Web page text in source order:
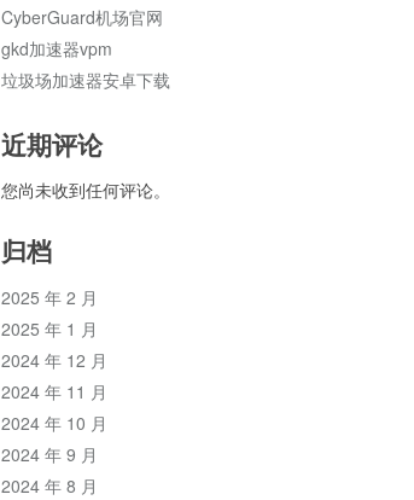
CyberGuard机场官网
gkd加速器vpm
垃圾场加速器安卓下载
近期评论
您尚未收到任何评论。
归档
2025 年 2 月
2025 年 1 月
2024 年 12 月
2024 年 11 月
2024 年 10 月
2024 年 9 月
2024 年 8 月